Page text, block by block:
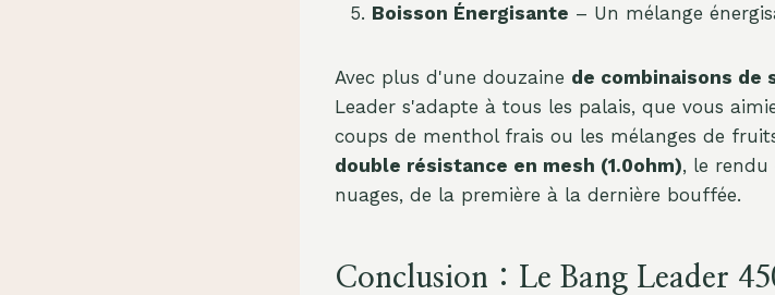
Boisson Énergisante – Un mélange
Avec plus d'une douzaine de combinaisons de
Leader s'adapte à tous les palais, que vous
coups de menthol frais ou les mélanges de
double résistance en mesh (1.0ohm), le rendu
nuages, de la première à la dernière bouffée.
Conclusion : Le Bang Leader